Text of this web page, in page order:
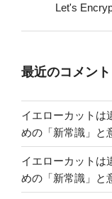
Let's
最近のコメント
イエローカットは
めの「新常識」と
イエローカットは
めの「新常識」と